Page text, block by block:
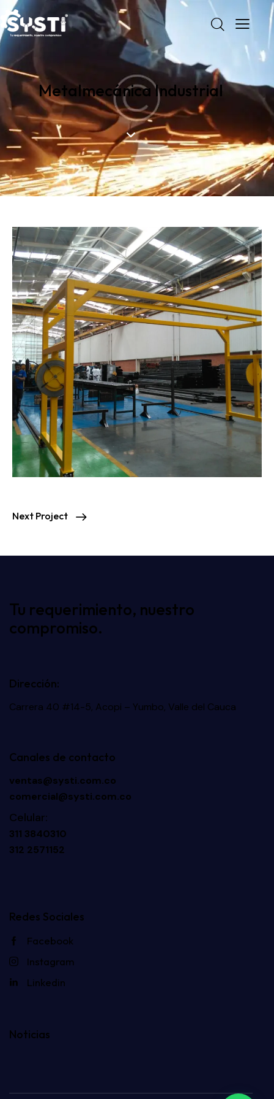
Metalmecánica Industrial
Next Project
Tu requerimiento, nuestro
compromiso.
Dirección:
Carrera 40 #14-5, Acopi – Yumbo, Valle del Cauca
Canales de contacto
ventas@systi.com.co
comercial@systi.com.co
Celular:
311 3840310
312 2571152
Redes Sociales
Facebook
Instagram
Linkedin
Noticias